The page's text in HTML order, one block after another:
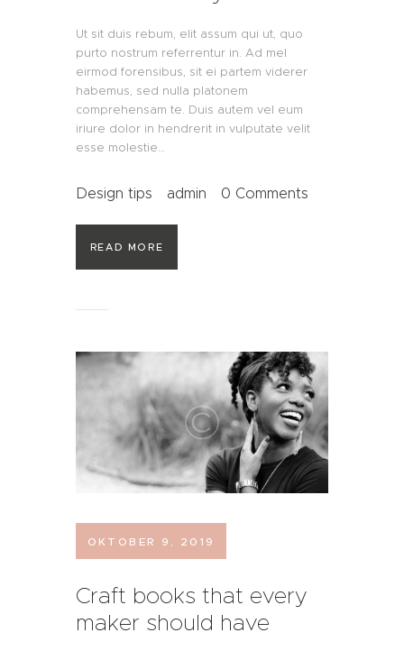
Ut sit duis rebum, elit assum qui ut, quo
purto nostrum referrentur in. Ad mel
eirmod forensibus, sit ei partem viderer
habemus, sed nulla platonem
comprehensam te. Duis autem vel eum
iriure dolor in hendrerit in vulputate velit
esse molestie…
Design tips admin 0 Comments
READ MORE
OKTOBER 9, 2019
Craft books that every
maker should have